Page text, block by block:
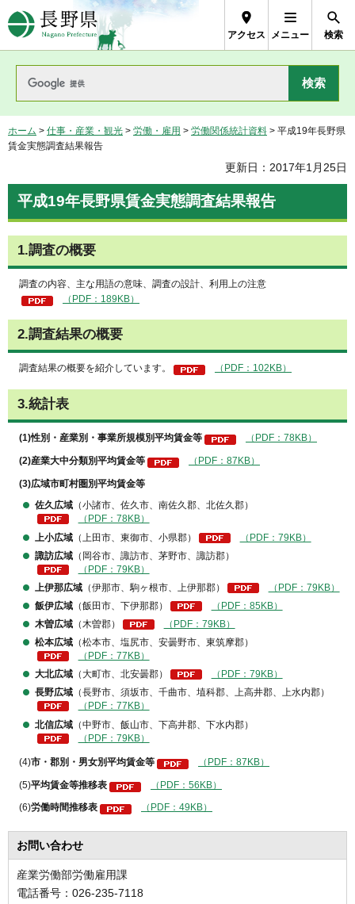
長野県Nagano Prefecture
アクセス メニュー 検索
ホーム > 仕事・産業・観光 > 労働・雇用 > 労働関係統計資料 > 平成19年長野県
賃金実態調査結果報告
更新日：2017年1月25日
平成19年長野県賃金実態調査結果報告
1.調査の概要
調査の内容、主な用語の意味、調査の設計、利用上の注意
（PDF：189KB）
2.調査結果の概要
調査結果の概要を紹介しています。 （PDF：102KB）
3.統計表
(1)性別・産業別・事業所規模別平均賃金等 （PDF：78KB）
(2)産業大中分類別平均賃金等 （PDF：87KB）
(3)広域市町村圏別平均賃金等
佐久広域（小諸市、佐久市、南佐久郡、北佐久郡）
（PDF：78KB）
上小広域（上田市、東御市、小県郡）
（PDF：79KB）
諏訪広域（岡谷市、諏訪市、茅野市、諏訪郡）
（PDF：79KB）
上伊那広域（伊那市、駒ヶ根市、上伊那郡）
（PDF：79KB）
飯伊広域（飯田市、下伊那郡）
（PDF：85KB）
木曽広域（木曽郡）
（PDF：79KB）
松本広域（松本市、塩尻市、安曇野市、東筑摩郡）
（PDF：77KB）
大北広域（大町市、北安曇郡）
（PDF：79KB）
長野広域（長野市、須坂市、千曲市、埴科郡、上高井郡、上水内郡）
（PDF：77KB）
北信広域（中野市、飯山市、下高井郡、下水内郡）
（PDF：79KB）
(4)市・郡別・男女別平均賃金等 （PDF：87KB）
(5)平均賃金等推移表 （PDF：56KB）
(6)労働時間推移表 （PDF：49KB）
お問い合わせ
産業労働部労働雇用課
電話番号：026-235-7118